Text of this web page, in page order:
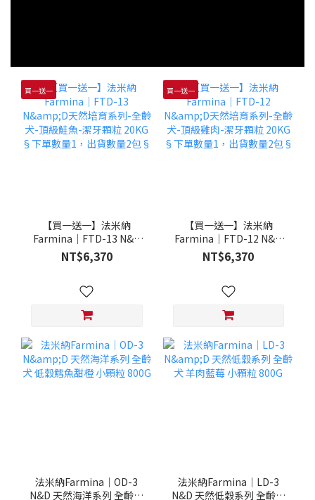
買一送一
【買一送一】法米納
Farmina｜FTD-13 N&D
天然培育系列-全齡犬-頂級
鮭魚-潔牙顆粒 20KG §下
NT$6,370
買一送一
【買一送一】法米納
Farmina｜FTD-12 N&D
天然培育系列-全齡犬-頂級
雞肉-潔牙顆粒 20KG §下
NT$6,370
法米納Farmina｜OD-3
N&D 天然海洋系列 全齡犬
法米納Farmina｜LD-3
N&D 天然低穀系列 全齡犬